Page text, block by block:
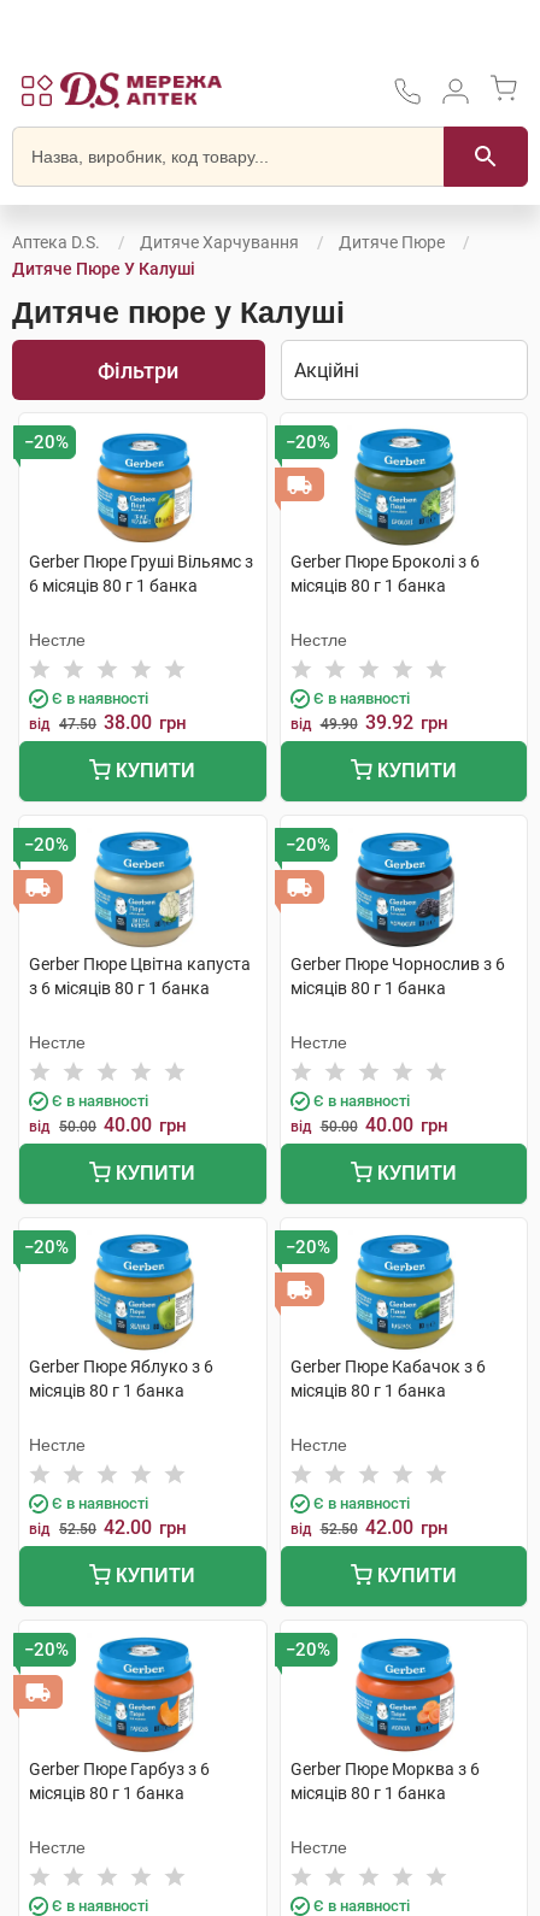
Аптека D.S. Дитяче Харчування
Дитяче Пюре
Дитяче Пюре У Калуші
Дитяче пюре у Калуші
Фільтри
−20%
Gerber Пюре Груші Вільямс з
6 місяців 80 г 1 банка
Нестле
Є в наявності
від 47.50 38.00 грн
КУПИТИ
−20%
Gerber Пюре Броколі з 6
місяців 80 г 1 банка
Нестле
Є в наявності
від 49.90 39.92 грн
КУПИТИ
−20%
Gerber Пюре Цвітна капуста
з 6 місяців 80 г 1 банка
Нестле
Є в наявності
від 50.00 40.00 грн
КУПИТИ
−20%
Gerber Пюре Чорнослив з 6
місяців 80 г 1 банка
Нестле
Є в наявності
від 50.00 40.00 грн
КУПИТИ
−20%
Gerber Пюре Яблуко з 6
місяців 80 г 1 банка
Нестле
Є в наявності
від 52.50 42.00 грн
КУПИТИ
−20%
Gerber Пюре Кабачок з 6
місяців 80 г 1 банка
Нестле
Є в наявності
від 52.50 42.00 грн
КУПИТИ
−20%
Gerber Пюре Гарбуз з 6
місяців 80 г 1 банка
Нестле
Є в наявності
−20%
Gerber Пюре Морква з 6
місяців 80 г 1 банка
Нестле
Є в наявності